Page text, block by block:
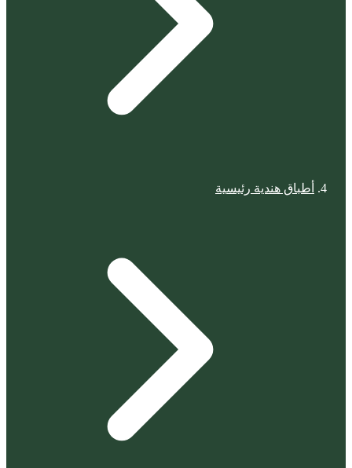
أطباق هندية رئيسية